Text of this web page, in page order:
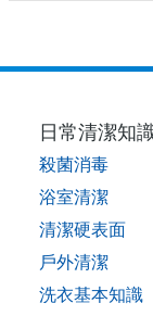
日常清潔知
殺菌消毒
浴室清潔
清潔硬表面
戶外清潔
洗衣基本知識